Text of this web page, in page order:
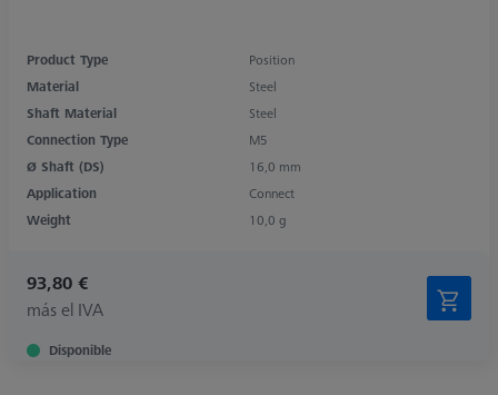
Product Type
Position
Material
Steel
Shaft Material
Steel
Connection Type
M5
Ø Shaft (DS)
16,0 mm
Application
Connect
Weight
10,0 g
93,80 €
más el IVA
Disponible